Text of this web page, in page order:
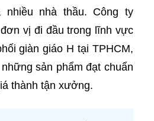
nhiều nhà thầu. Công ty
vị đi đầu trong lĩnh vực
giàn giáo H tại TPHCM,
sản phẩm đạt chuẩn
thành tận xưởng.